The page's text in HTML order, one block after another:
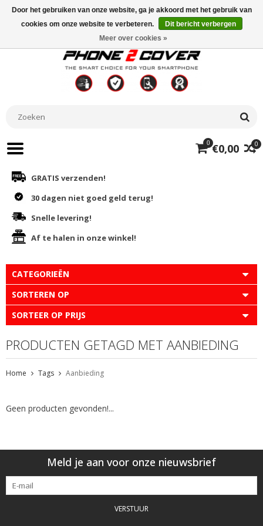
0
0 €0,00
GRATIS verzenden!
30 dagen niet goed geld terug!
Snelle levering!
Af te halen in onze winkel!
CATEGORIEËN
SORTEREN OP
SORTEER OP PRIJS
PRODUCTEN GETAGD MET AANBIEDING
Home Tags Aanbieding
Geen producten gevonden!...
Meld je aan voor onze nieuwsbrief
VERSTUUR
Door het gebruiken van onze website, ga je akkoord met het gebruik van
cookies om onze website te verbeteren.
Dit bericht verbergen
Meer over cookies »